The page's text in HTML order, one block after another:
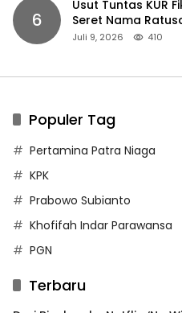
6
Usut Tuntas KUR
Seret Nama
Juli 9, 2026 410
Populer Tag
Pertamina Patra Niaga
KPK
Prabowo Subianto
Khofifah Indar Parawansa
PGN
Terbaru